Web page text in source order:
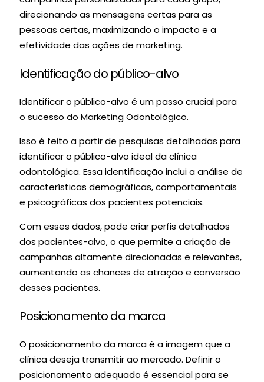
direcionando as mensagens certas para as
pessoas certas, maximizando o impacto e a
efetividade das ações de marketing.
Identificação do público-alvo
Identificar o público-alvo é um passo crucial para
o sucesso do Marketing Odontológico.
Isso é feito a partir de pesquisas detalhadas para
identificar o público-alvo ideal da clínica
odontológica. Essa identificação inclui a análise de
características demográficas, comportamentais
e psicográficas dos pacientes potenciais.
Com esses dados, pode criar perfis detalhados
dos pacientes-alvo, o que permite a criação de
campanhas altamente direcionadas e relevantes,
aumentando as chances de atração e conversão
desses pacientes.
Posicionamento da marca
O posicionamento da marca é a imagem que a
clínica deseja transmitir ao mercado. Definir o
posicionamento adequado é essencial para se